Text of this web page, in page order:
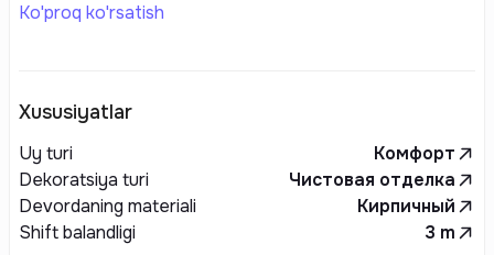
эстетические и функциональные решения. Здания оборудованы
Ko'proq ko'rsatish
Xususiyatlar
Uy turi
Комфорт
Dekoratsiya turi
Чистовая отделка
Devordaning materiali
Кирпичный
Shift balandligi
3 m